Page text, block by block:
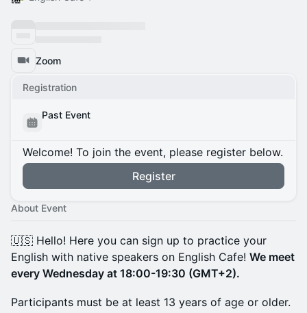
Zoom
Registration
Past Event
Welcome! To join the event, please register below.
Register
About Event
🇺🇸 Hello! Here you can sign up to practice your
English with native speakers on English Cafe! We meet
every Wednesday at 18:00-19:30 (GMT+2).
​Participants must be at least 13 years of age or older.